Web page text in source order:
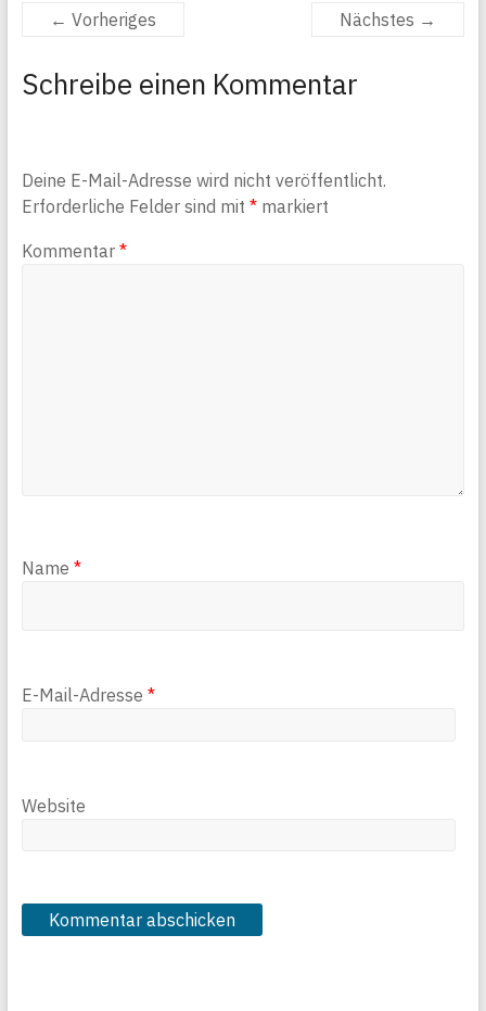
← Vorheriges Nächstes →
Schreibe einen Kommentar
Deine E-Mail-Adresse wird nicht veröffentlicht.
Erforderliche Felder sind mit *markiert
Kommentar *
Name *
E-Mail-Adresse *
Website